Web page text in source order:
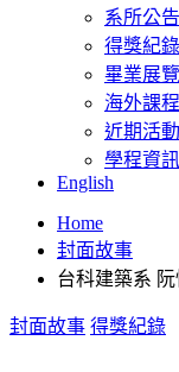
系所公告
得獎紀錄
畢業展覽
海外課
近期活動
學程資訊
English
Home
封面故事
台科建築系
封面故事 得獎紀錄